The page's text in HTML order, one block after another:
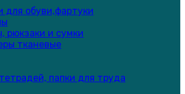
для обуви,фартуки
рюкзаки и сумки
тканевые
папки для труда